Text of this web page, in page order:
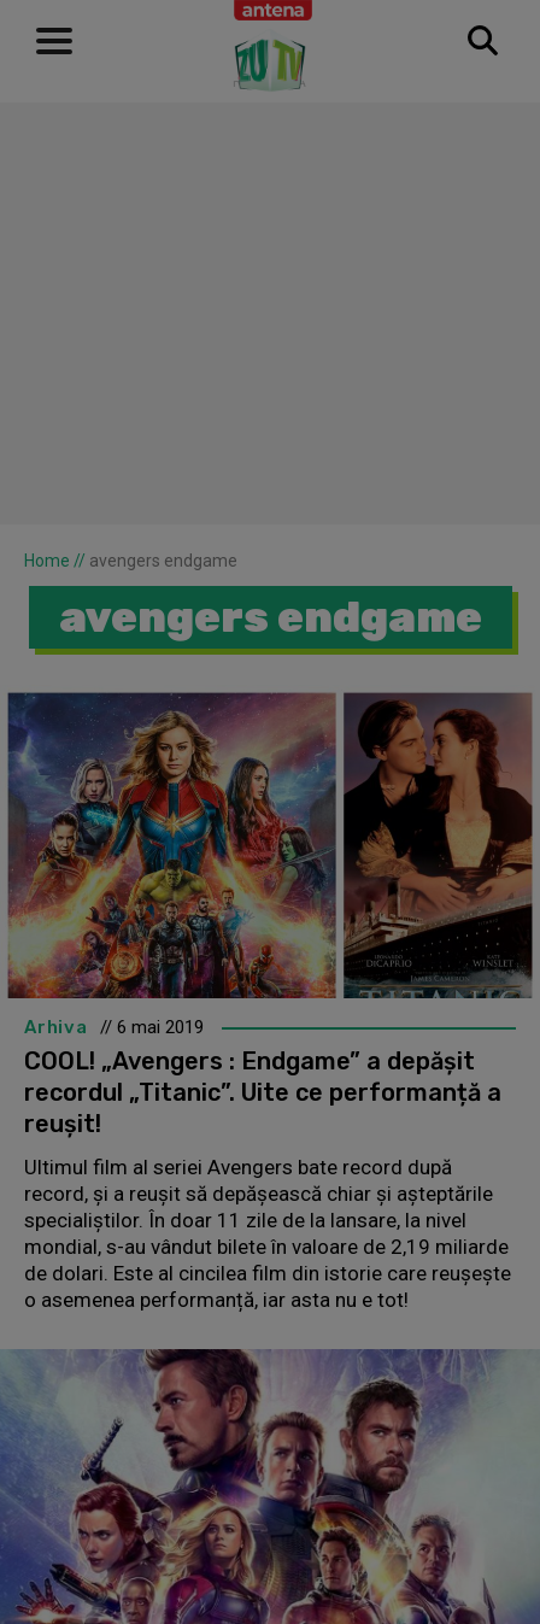
RECLAMĂ
Home // avengers endgame
avengers endgame
Arhiva // 6 mai 2019
COOL! „Avengers : Endgame” a depășit
recordul „Titanic”. Uite ce performanță a
reușit!
Ultimul film al seriei Avengers bate record după
record, și a reușit să depășească chiar și așteptările
specialiștilor. În doar 11 zile de la lansare, la nivel
mondial, s-au vândut bilete în valoare de 2,19 miliarde
de dolari. Este al cincilea film din istorie care reușește
o asemenea performanță, iar asta nu e tot!